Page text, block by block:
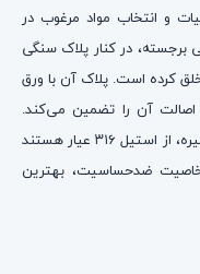
و انتخاب مواد مرغوب در
برجسته، در کنار پلاک سنگی
کرده است. پلاک آن با ورق
و اصالت آن را تضمین می‌کند.
همچنین، تمام قطعات فلزی از جمله حلقه و گیره، از استیل ۳۱۶ عیار هستند
خاصیت ضدحساسیت، بهترین